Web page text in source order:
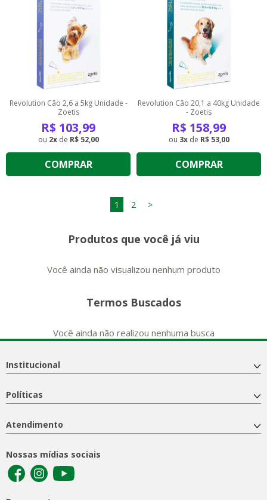
Revolution Cão 2,6 a 5kg Unidade -
Zoetis
R$ 103,99
2 de R$ 52,00
COMPRAR
Revolution Cão 20,1 a 40kg Unidade
- Zoetis
R$ 158,99
3 de R$ 53,00
COMPRAR
1 2 >
Produtos que você já viu
Você ainda não visualizou nenhum produto
Termos Buscados
Você ainda não realizou nenhuma busca
Institucional
Políticas
Atendimento
Nossas mídias sociais